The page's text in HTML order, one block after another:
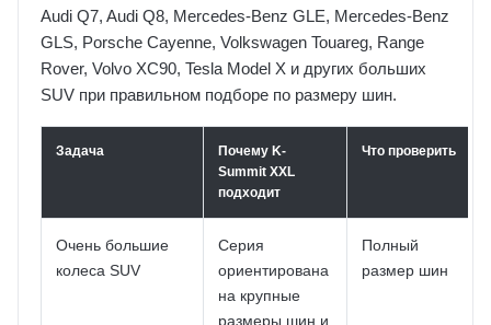
Audi Q7, Audi Q8, Mercedes-Benz GLE, Mercedes-Benz
GLS, Porsche Cayenne, Volkswagen Touareg, Range
Rover, Volvo XC90, Tesla Model X и других больших
SUV при правильном подборе по размеру шин.
Задача
Почему K-
Summit XXL
подходит
Что проверить
Очень большие
колеса SUV
Серия
ориентирована
на крупные
размеры шин и
Полный
размер шин